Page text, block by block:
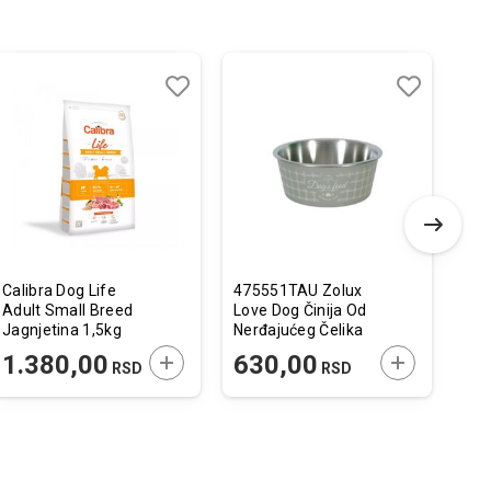
KORPU
Calibra Dog Life
Adult Small Breed
Jagnjetina 1,5kg
1.380,00 RSD DODAJTE U KORPU
475551TAU Zolux
Love Dog Činija Od
Nerđajućeg Čelika
630,00 RSD DODAJTE U